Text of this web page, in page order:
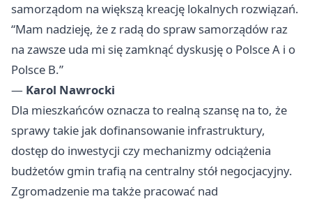
samorządom na większą kreację lokalnych rozwiązań.
“Mam nadzieję, że z radą do spraw samorządów raz
na zawsze uda mi się zamknąć dyskusję o Polsce A i o
Polsce B.”
— Karol Nawrocki
Dla mieszkańców oznacza to realną szansę na to, że
sprawy takie jak dofinansowanie infrastruktury,
dostęp do inwestycji czy mechanizmy odciążenia
budżetów gmin trafią na centralny stół negocjacyjny.
Zgromadzenie ma także pracować nad